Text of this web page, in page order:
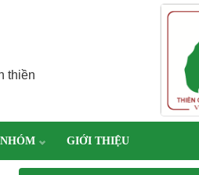
thiền
GIỚI THIỆU